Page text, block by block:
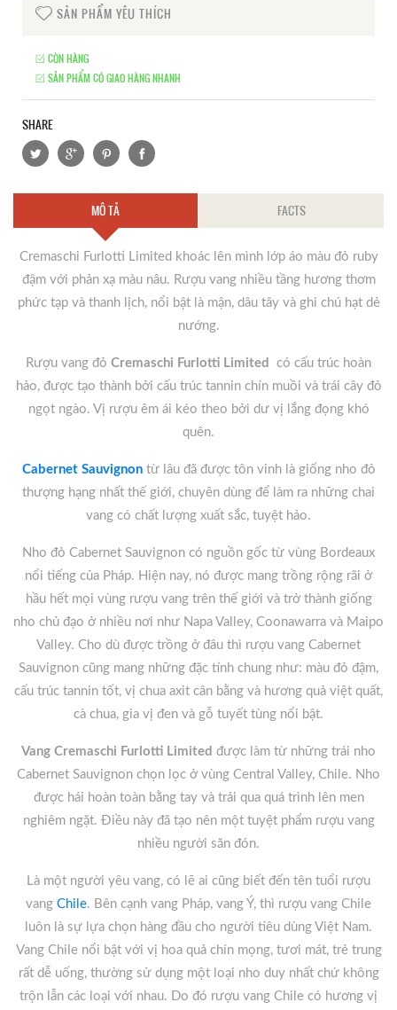
SẢN PHẨM YÊU THÍCH
CÒN HÀNG
SẢN PHẨM CÓ GIAO HÀNG NHANH
SHARE
MÔ TẢ FACTS
Cremaschi Furlotti Limited khoác lên mình lớp áo màu đỏ ruby
đậm với phản xạ màu nâu. Rượu vang nhiều tầng hương thơm
phức tạp và thanh lịch, nổi bật là mận, dâu tây và ghi chú hạt dẻ
nướng.
Rượu vang đỏ Cremaschi Furlotti Limited
có cấu trúc hoàn
hảo, được tạo thành bởi cấu trúc tannin chín muồi và trái cây đỏ
ngọt ngào. Vị rượu êm ái kéo theo bởi dư vị lắng đọng khó
quên.
Cabernet Sauvignontừ lâu đã được tôn vinh là giống nho đỏ
thượng hạng nhất thế giới, chuyên dùng để làm ra những chai
vang có chất lượng xuất sắc, tuyệt hảo.
Nho đỏ Cabernet Sauvignon có nguồn gốc từ vùng Bordeaux
nổi tiếng của Pháp. Hiện nay, nó được mang trồng rộng rãi ở
hầu hết mọi vùng rượu vang trên thế giới và trở thành giống
nho chủ đạo ở nhiều nơi như Napa Valley, Coonawarra và Maipo
Valley. Cho dù được trồng ở đâu thì rượu vang Cabernet
Sauvignon cũng mang những đặc tính chung như: màu đỏ đậm,
cấu trúc tannin tốt, vị chua axit cân bằng và hương quả việt quất,
cà chua, gia vị đen và gỗ tuyết tùng nổi bật.
Vang Cremaschi Furlotti Limited được làm từ những trái nho
Cabernet Sauvignon chọn lọc ở vùng Central Valley, Chile. Nho
được hái hoàn toàn bằng tay và trải qua quá trình lên men
nghiêm ngặt. Điều này đã tạo nên một tuyệt phẩm rượu vang
nhiều người săn đón.
Là một người yêu vang, có lẽ ai cũng biết đến tên tuổi rượu
vang Chile. Bên cạnh vang Pháp, vang Ý, thì rượu vang Chile
luôn là sự lựa chọn hàng đầu cho người tiêu dùng Việt Nam.
Vang Chile nổi bật với vị hoa quả chín mọng, tươi mát, trẻ trung
rất dễ uống, thường sử dụng một loại nho duy nhất chứ không
trộn lẫn các loại với nhau. Do đó rượu vang Chile có hương vị